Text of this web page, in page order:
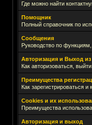
Где можно найти
Помощник
Полный справочник по
Сообщения
Руководство по
Авторизация и Выход
Как авторизоваться,
Преимущества
Как зарегистрироваться
Cookies и их
Преимущества
Авторизация и выход